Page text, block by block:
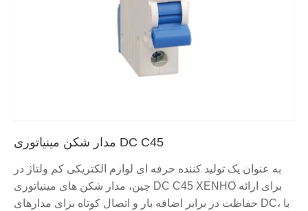
مدار شکن مینیاتوری DC C45
به عنوان یک تولید کننده حرفه ای لوازم الکتریکی کم ولتاژ در
چین، مدار شکن های مینیاتوری DC C45 XENHO برای ارائه
حفاظت در برابر اضافه بار و اتصال کوتاه برای مدارهای DC، با